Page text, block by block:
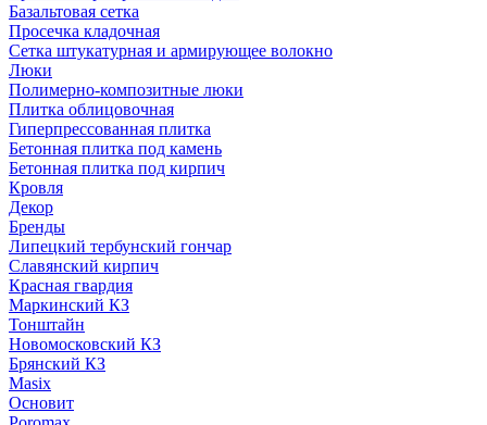
Базальтовая сетка
Просечка кладочная
Сетка штукатурная и армирующее волокно
Люки
Полимерно-композитные люки
Плитка облицовочная
Гиперпрессованная плитка
Бетонная плитка под камень
Бетонная плитка под кирпич
Кровля
Декор
Бренды
Липецкий тербунский гончар
Славянский кирпич
Красная гвардия
Маркинский КЗ
Тонштайн
Новомосковский КЗ
Брянский КЗ
Masix
Основит